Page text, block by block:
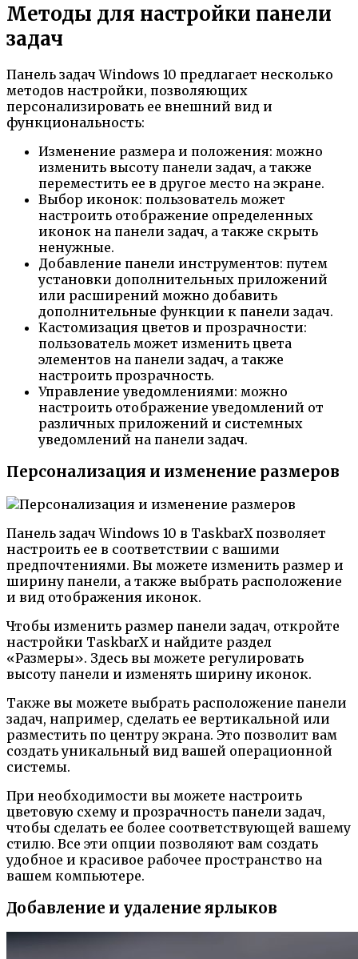
Методы для настройки панели
задач
Панель задач Windows 10 предлагает несколько
методов настройки, позволяющих
персонализировать ее внешний вид и
функциональность:
Изменение размера и положения: можно
изменить высоту панели задач, а также
переместить ее в другое место на экране.
Выбор иконок: пользователь может
настроить отображение определенных
иконок на панели задач, а также скрыть
ненужные.
Добавление панели инструментов: путем
установки дополнительных приложений
или расширений можно добавить
дополнительные функции к панели задач.
Кастомизация цветов и прозрачности:
пользователь может изменить цвета
элементов на панели задач, а также
настроить прозрачность.
Управление уведомлениями: можно
настроить отображение уведомлений от
различных приложений и системных
уведомлений на панели задач.
Персонализация и изменение размеров
Панель задач Windows 10 в TaskbarX позволяет
настроить ее в соответствии с вашими
предпочтениями. Вы можете изменить размер и
ширину панели, а также выбрать расположение
и вид отображения иконок.
Чтобы изменить размер панели задач, откройте
настройки TaskbarX и найдите раздел
«Размеры». Здесь вы можете регулировать
высоту панели и изменять ширину иконок.
Также вы можете выбрать расположение панели
задач, например, сделать ее вертикальной или
разместить по центру экрана. Это позволит вам
создать уникальный вид вашей операционной
системы.
При необходимости вы можете настроить
цветовую схему и прозрачность панели задач,
чтобы сделать ее более соответствующей вашему
стилю. Все эти опции позволяют вам создать
удобное и красивое рабочее пространство на
вашем компьютере.
Добавление и удаление ярлыков